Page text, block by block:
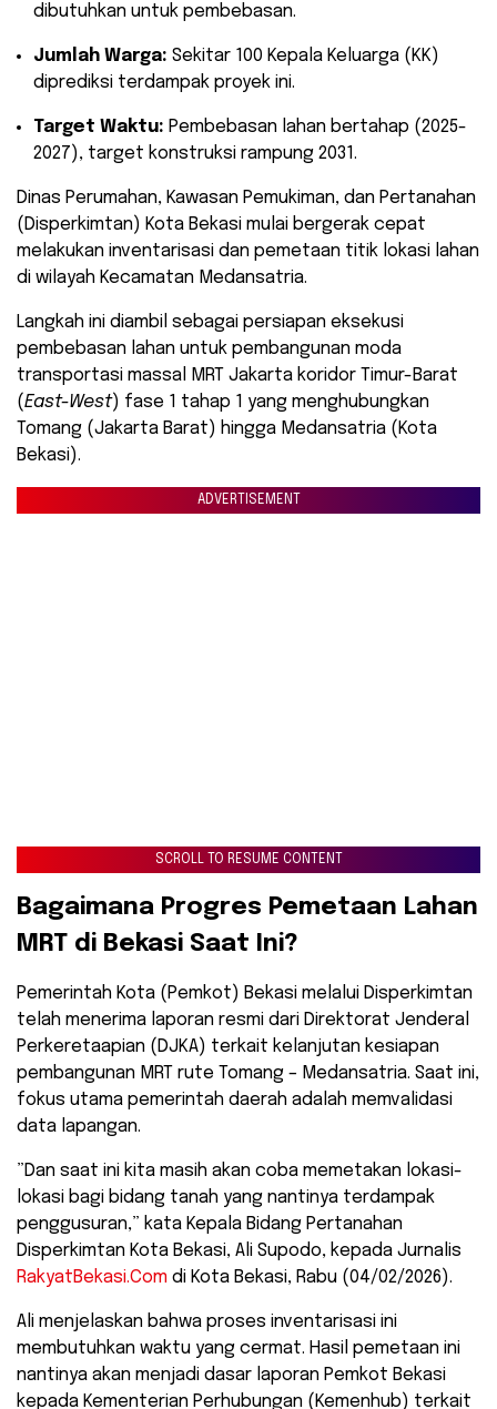
dibutuhkan untuk pembebasan.
Jumlah Warga: Sekitar 100 Kepala Keluarga (KK)
diprediksi terdampak proyek ini.
Target Waktu: Pembebasan lahan bertahap (2025-
2027), target konstruksi rampung 2031.
​Dinas Perumahan, Kawasan Pemukiman, dan Pertanahan
(Disperkimtan) Kota Bekasi mulai bergerak cepat
melakukan inventarisasi dan pemetaan titik lokasi lahan
di wilayah Kecamatan Medansatria.
Langkah ini diambil sebagai persiapan eksekusi
pembebasan lahan untuk pembangunan moda
transportasi massal MRT Jakarta koridor Timur-Barat
(East-West) fase 1 tahap 1 yang menghubungkan
Tomang (Jakarta Barat) hingga Medansatria (Kota
Bekasi).
ADVERTISEMENT
SCROLL TO RESUME CONTENT
​Bagaimana Progres Pemetaan Lahan
MRT di Bekasi Saat Ini?
​Pemerintah Kota (Pemkot) Bekasi melalui Disperkimtan
telah menerima laporan resmi dari Direktorat Jenderal
Perkeretaapian (DJKA) terkait kelanjutan kesiapan
pembangunan MRT rute Tomang – Medansatria. Saat ini,
fokus utama pemerintah daerah adalah memvalidasi
data lapangan.
​”Dan saat ini kita masih akan coba memetakan lokasi-
lokasi bagi bidang tanah yang nantinya terdampak
penggusuran,” kata Kepala Bidang Pertanahan
Disperkimtan Kota Bekasi, Ali Supodo, kepada Jurnalis
RakyatBekasi.Com di Kota Bekasi, Rabu (04/02/2026).
​Ali menjelaskan bahwa proses inventarisasi ini
membutuhkan waktu yang cermat. Hasil pemetaan ini
nantinya akan menjadi dasar laporan Pemkot Bekasi
kepada Kementerian Perhubungan (Kemenhub) terkait